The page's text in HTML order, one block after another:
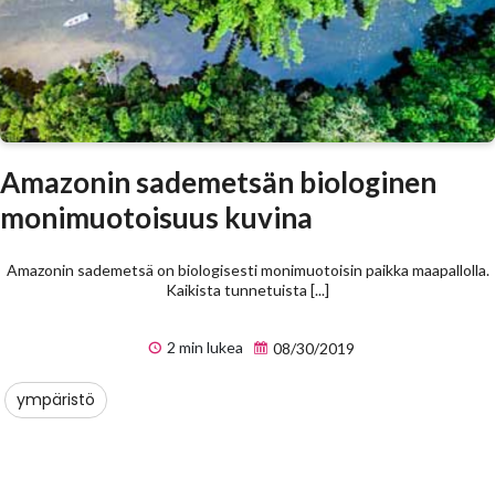
Amazonin sademetsän biologinen
monimuotoisuus kuvina
Amazonin sademetsä on biologisesti monimuotoisin paikka maapallolla.
Kaikista tunnetuista [...]
2 min lukea 08/30/2019
ympäristö